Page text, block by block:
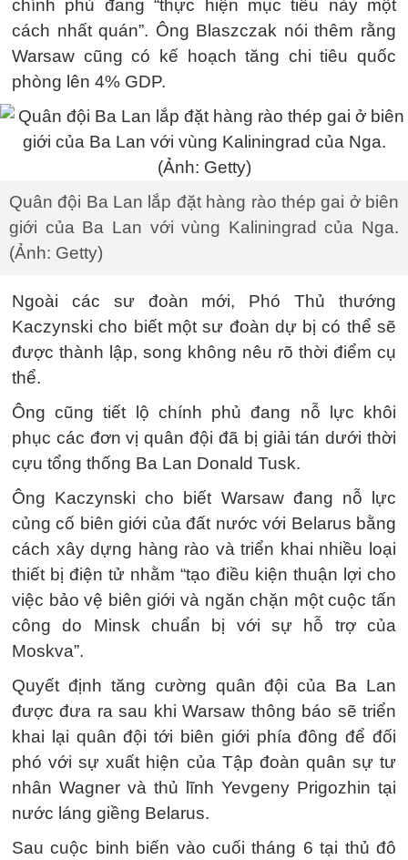
chính phủ đang “thực hiện mục tiêu này một
cách nhất quán”. Ông Blaszczak nói thêm rằng
Warsaw cũng có kế hoạch tăng chi tiêu quốc
phòng lên 4% GDP.
Quân đội Ba Lan lắp đặt hàng rào thép gai ở biên
giới của Ba Lan với vùng Kaliningrad của Nga.
(Ảnh: Getty)
Ngoài các sư đoàn mới, Phó Thủ thướng
Kaczynski cho biết một sư đoàn dự bị có thể sẽ
được thành lập, song không nêu rõ thời điểm cụ
thể.
Ông cũng tiết lộ chính phủ đang nỗ lực khôi
phục các đơn vị quân đội đã bị giải tán dưới thời
cựu tổng thống Ba Lan Donald Tusk.
Ông Kaczynski cho biết Warsaw đang nỗ lực
củng cố biên giới của đất nước với Belarus bằng
cách xây dựng hàng rào và triển khai nhiều loại
thiết bị điện tử nhằm “tạo điều kiện thuận lợi cho
việc bảo vệ biên giới và ngăn chặn một cuộc tấn
công do Minsk chuẩn bị với sự hỗ trợ của
Moskva”.
Quyết định tăng cường quân đội của Ba Lan
được đưa ra sau khi Warsaw thông báo sẽ triển
khai lại quân đội tới biên giới phía đông để đối
phó với sự xuất hiện của Tập đoàn quân sự tư
nhân Wagner và thủ lĩnh Yevgeny Prigozhin tại
nước láng giềng Belarus.
Sau cuộc binh biến vào cuối tháng 6 tại thủ đô